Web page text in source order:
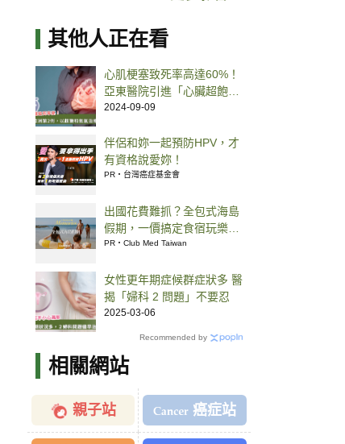
其他人正在看
心肌梗塞致死率高達60%！
亞東醫院引進「心臟超飽和
氧治療」 降低心衰及死亡風
2024-09-09
伴侶和妳一起預防HPV，才
有資格說愛妳！
PR・台灣癌症基金會
出國花費難抓？全包式海島
假期，一價搞定食宿玩樂，
省錢更省心！
PR・Club Med Taiwan
女性更年期症候群症狀多 醫
揭「婦科 2 問題」不要忍
2025-03-06
Recommended by
相關網站
親子站 癌症站